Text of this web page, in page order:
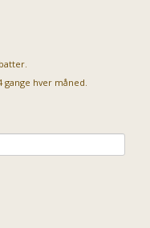
gange hver måned.